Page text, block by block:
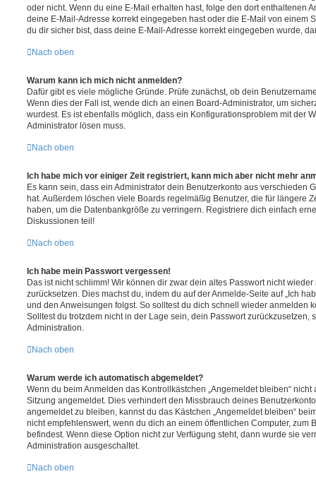
oder nicht. Wenn du eine E-Mail erhalten hast, folge den dort enthaltenen
deine E-Mail-Adresse korrekt eingegeben hast oder die E-Mail von einem
du dir sicher bist, dass deine E-Mail-Adresse korrekt eingegeben wurde,
Nach oben
Warum kann ich mich nicht anmelden?
Dafür gibt es viele mögliche Gründe. Prüfe zunächst, ob dein
Wenn dies der Fall ist, wende dich an einen Board-Administrator, um
wurdest. Es ist ebenfalls möglich, dass ein Konfigurationsproblem mit der
Administrator lösen muss.
Nach oben
Ich habe mich vor einiger Zeit registriert, kann mich aber nicht mehr
Es kann sein, dass ein Administrator dein Benutzerkonto aus verschieden
hat. Außerdem löschen viele Boards regelmäßig Benutzer, die für längere
haben, um die Datenbankgröße zu verringern. Registriere dich einfach
Diskussionen teil!
Nach oben
Ich habe mein Passwort vergessen!
Das ist nicht schlimm! Wir können dir zwar dein altes Passwort nicht
zurücksetzen. Dies machst du, indem du auf der Anmelde-Seite auf „Ich
und den Anweisungen folgst. So solltest du dich schnell wieder anmelden
Solltest du trotzdem nicht in der Lage sein, dein Passwort zurückzusetzen,
Administration.
Nach oben
Warum werde ich automatisch abgemeldet?
Wenn du beim Anmelden das Kontrollkästchen „Angemeldet bleiben“
Sitzung angemeldet. Dies verhindert den Missbrauch deines
angemeldet zu bleiben, kannst du das Kästchen „Angemeldet bleiben“
nicht empfehlenswert, wenn du dich an einem öffentlichen Computer, zum
befindest. Wenn diese Option nicht zur Verfügung steht, dann wurde sie
Administration ausgeschaltet.
Nach oben